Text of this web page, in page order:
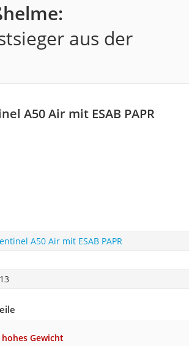
aus der
A50 Air mit ESAB PAPR
A50 Air mit ESAB PAPR
hohes Gewicht